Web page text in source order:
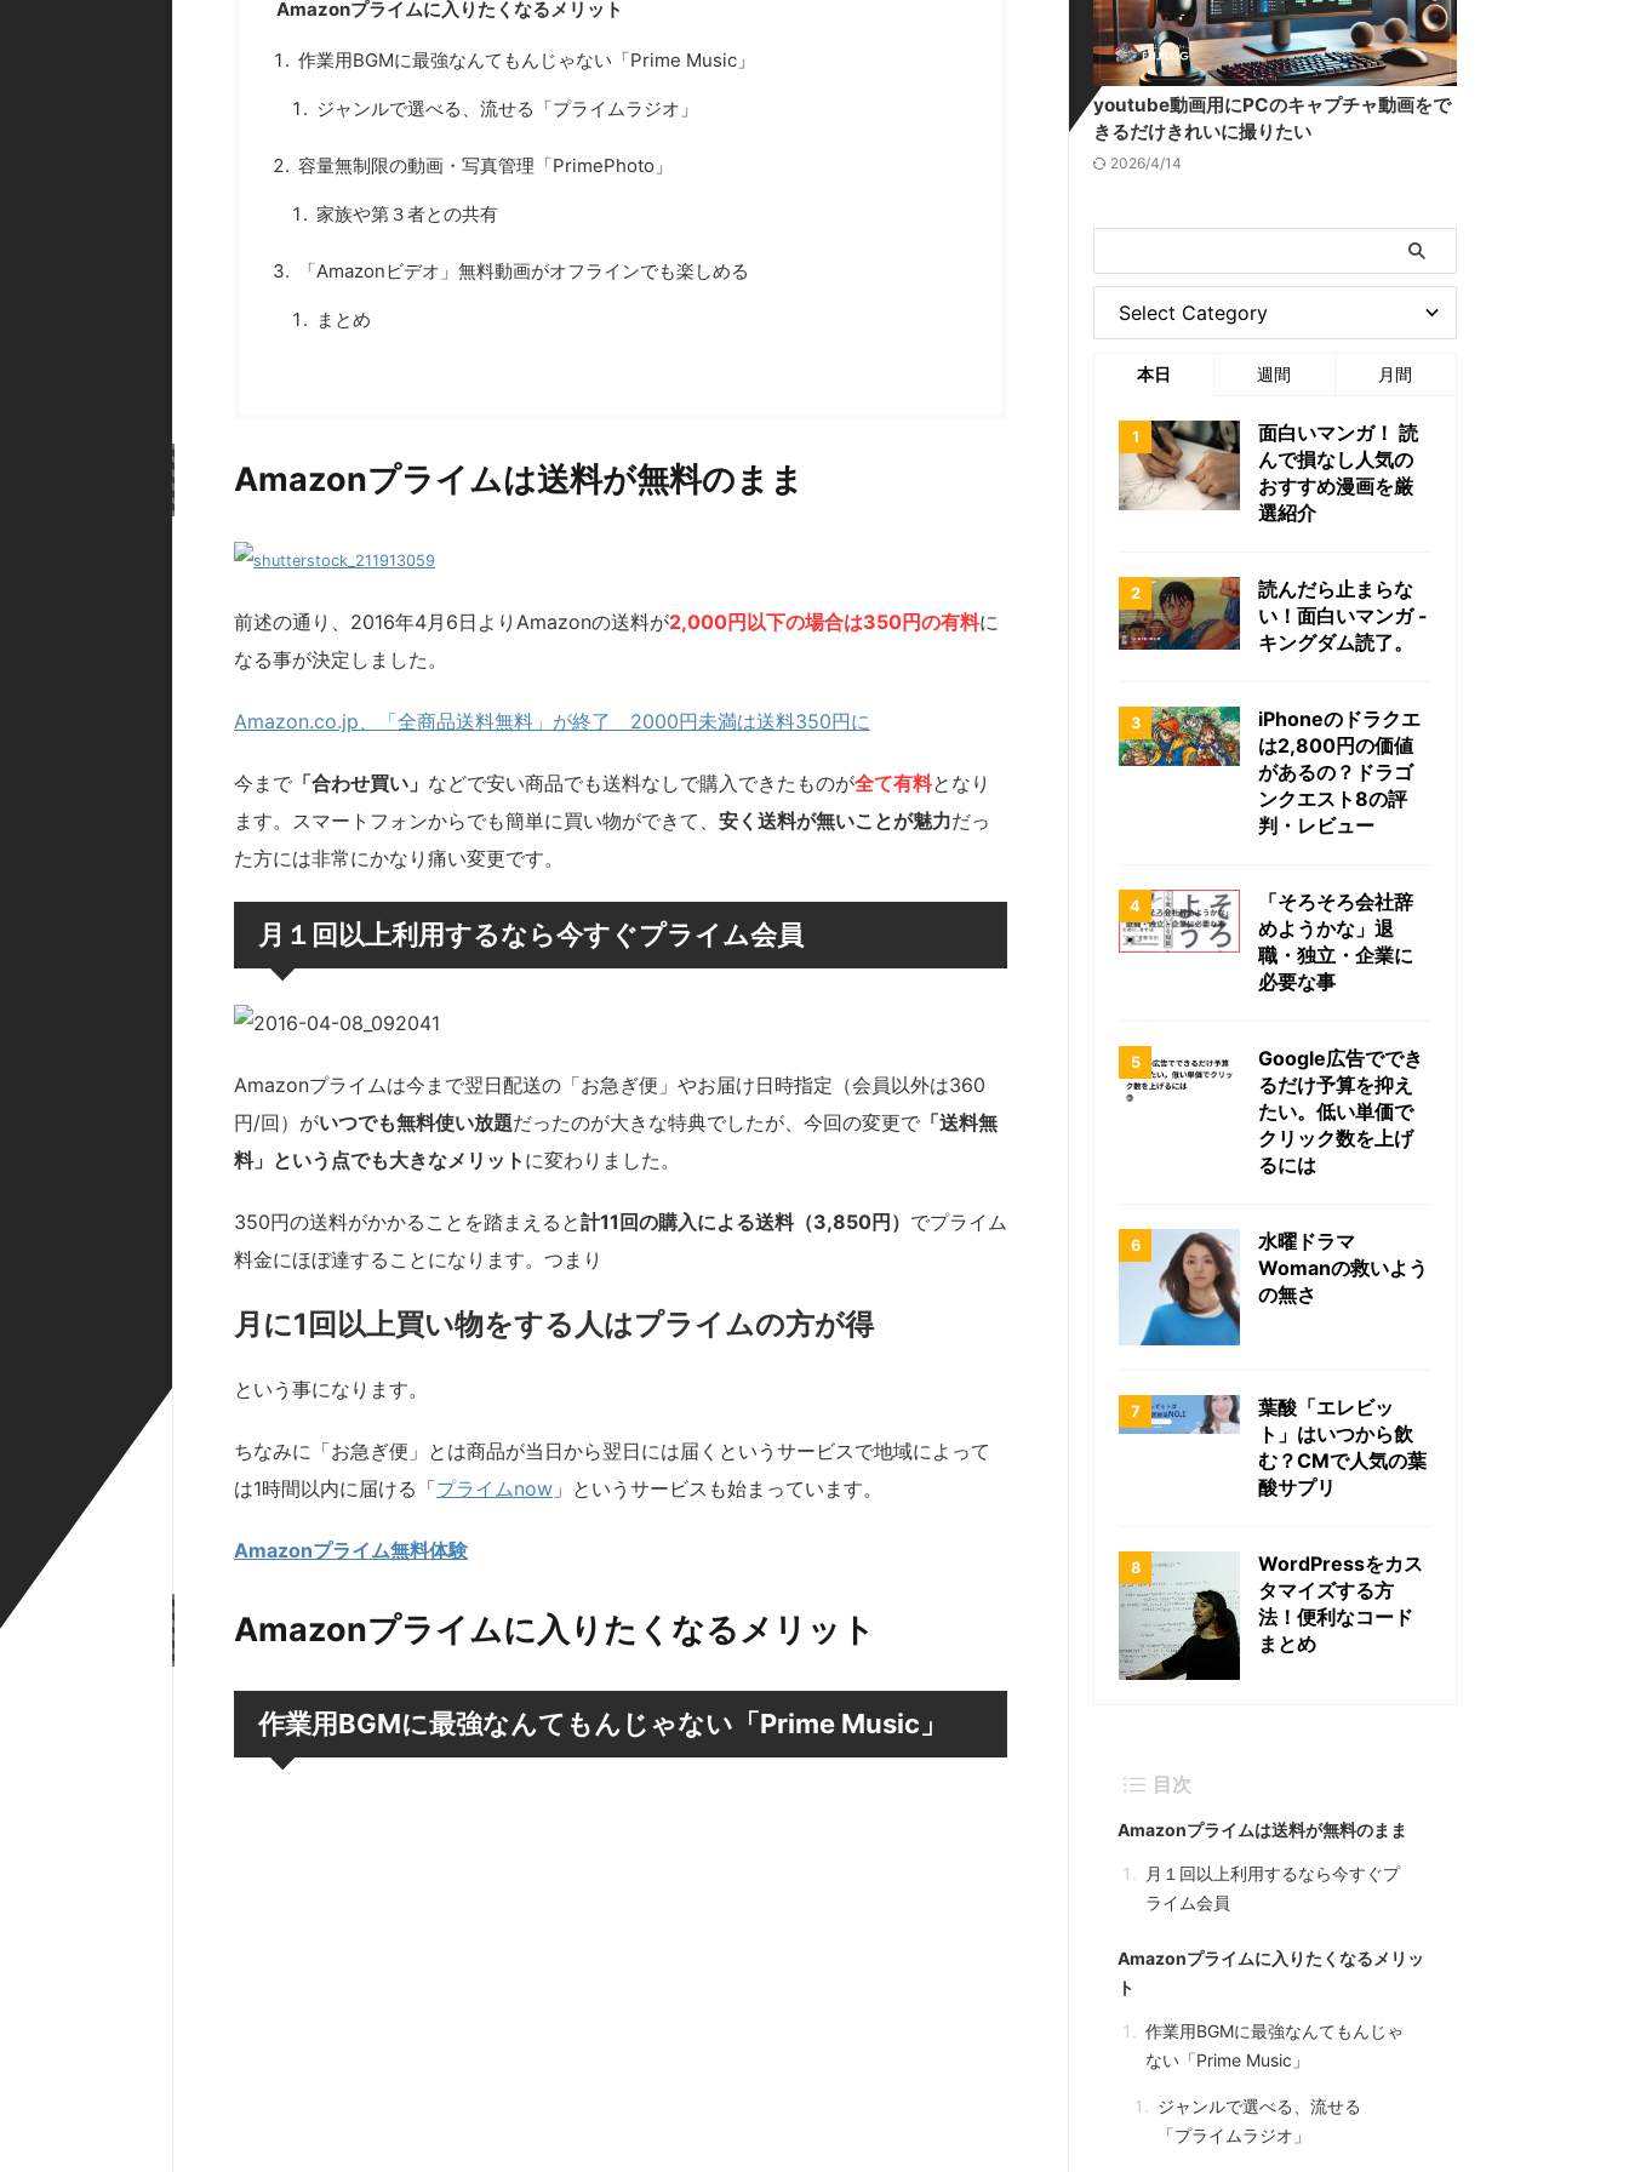
Amazonプライムに入りたくなるメリット
作業用BGMに最強なんてもんじゃない「Prime Music」
ジャンルで選べる、流せる「プライムラジオ」
容量無制限の動画・写真管理「PrimePhoto」
家族や第３者との共有
「Amazonビデオ」無料動画がオフラインでも楽しめる
まとめ
Amazonプライムは送料が無料のまま
前述の通り、2016年4月6日よりAmazonの送料が2,000円以下の場合は350円の有料に
なる事が決定しました。
Amazon.co.jp、「全商品送料無料」が終了 2000円未満は送料350円に
今まで 「合わせ買い」 などで安い商品でも送料なしで購入できたものが全て有料となり
ます。スマートフォンからでも簡単に買い物ができて、 安く送料が無いことが魅力だっ
た方には非常にかなり痛い変更です。
月１回以上利用するなら今すぐプライム会員
Amazonプライムは今まで翌日配送の「お急ぎ便」やお届け日時指定（会員以外は360
円/回）がいつでも無料使い放題だったのが大きな特典でしたが、今回の変更で 「送料無
料」という点でも大きなメリット に変わりました。
350円の送料がかかることを踏まえると計11回の購入による送料（3,850円） でプライム
料金にほぼ達することになります。つまり
月に1回以上買い物をする人はプライムの方が得
という事になります。
ちなみに「お急ぎ便」とは商品が当日から翌日には届くというサービスで地域によって
は1時間以内に届ける「プライムnow 」というサービスも始まっています。
Amazonプライム無料体験
Amazonプライムに入りたくなるメリット
作業用BGMに最強なんてもんじゃない「Prime Music」
youtube動画用にPCのキャプチャ動画をで
きるだけきれいに撮りたい
2026/4/14
本日 週間 月間
面白いマンガ！ 読
んで損なし人気の
おすすめ漫画を厳
選紹介
読んだら止まらな
い！面白いマンガ -
キングダム読了。
iPhoneのドラクエ
は2,800円の価値
があるの？ドラゴ
ンクエスト8の評
判・レビュー
「そろそろ会社辞
めようかな」退
職・独立・企業に
必要な事
Google広告ででき
るだけ予算を抑え
たい。低い単価で
クリック数を上げ
るには
水曜ドラマ
Womanの救いよう
の無さ
葉酸「エレビッ
ト」はいつから飲
む？CMで人気の葉
酸サプリ
WordPressをカス
タマイズする方
法！便利なコード
まとめ
目次
Amazonプライムは送料が無料のまま
月１回以上利用するなら今すぐプ
ライム会員
Amazonプライムに入りたくなるメリッ
ト
作業用BGMに最強なんてもんじゃ
ない「Prime Music」
ジャンルで選べる、流せる
「プライムラジオ」